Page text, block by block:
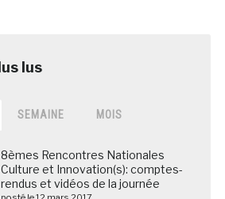
SEMAINE MOIS
8èmes Rencontres Nationales
Culture et Innovation(s): comptes-
rendus et vidéos de la journée